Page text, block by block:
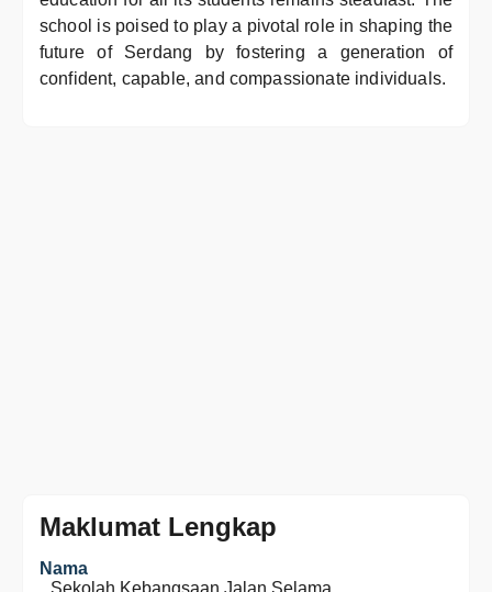
school is poised to play a pivotal role in shaping the
future of Serdang by fostering a generation of
confident, capable, and compassionate individuals.
Maklumat Lengkap
Nama
Sekolah Kebangsaan Jalan Selama